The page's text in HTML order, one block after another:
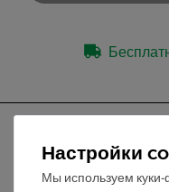
Настройки
Мы используем